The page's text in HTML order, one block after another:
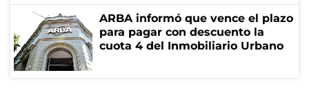
ARBA informó que vence el plazo
para pagar con descuento la
cuota 4 del Inmobiliario Urbano